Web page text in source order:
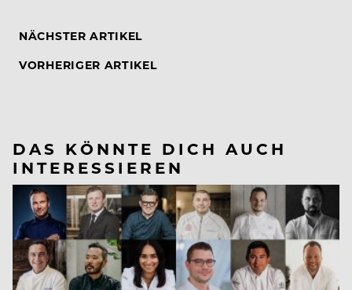
NÄCHSTER ARTIKEL
VORHERIGER ARTIKEL
DAS KÖNNTE DICH AUCH
INTERESSIEREN